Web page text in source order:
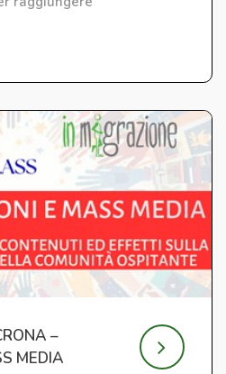
–
MEDIA